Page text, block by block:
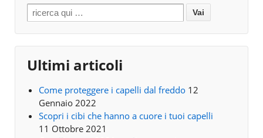
Search for:
Ultimi articoli
Come proteggere i capelli dal freddo 12
Gennaio 2022
Scopri i cibi che hanno a cuore i tuoi capelli
11 Ottobre 2021